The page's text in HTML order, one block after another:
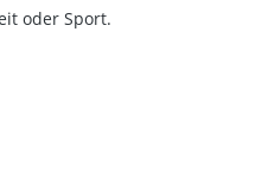
oder Sport.